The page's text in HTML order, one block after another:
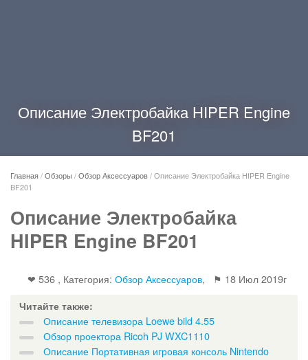
Описание Электробайка HIPER Engine
BF201
Главная/Обзоры /Обзор Аксессуаров/Описание Электробайка HIPER Engine
BF201
Описание Электробайка
HIPER Engine BF201
❤ 536 , Категория: Обзор Аксессуаров, ⚑ 18 Июл 2019г
Читайте также:
Описание телевизора Loewe bild 4.55
Обзор проектора Ricoh PJ WXC1110
Описание Портативная игровая консоль Nintendo